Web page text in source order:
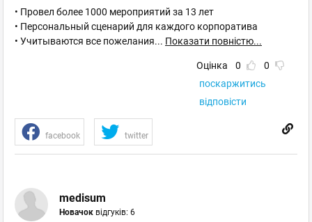
• Провел более 1000 мероприятий за 13 лет
• Персональный сценарий для каждого корпоратива
• Учитываются все пожелания... Показати повністю...
Оцінка 0
0
поскаржитись
відповісти
facebook twitter
medisum
Новачок відгуків: 6